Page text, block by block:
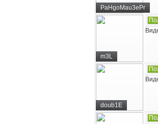
PaHgoMau3ePr
m3L
doub1E